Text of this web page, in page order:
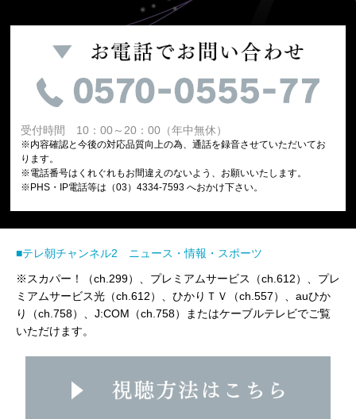
受付時間 10：00～20：00（年中無休）
※内容確認と今後の対応品質向上の為、通話を録音させていただいてお
ります。
※電話番号はくれぐれもお間違えのないよう、お願いいたします。
※PHS・IP電話等は（03）4334-7593 へおかけ下さい。
■テレ朝チャンネル2 ニュース・情報・スポーツ
※スカパー！（ch.299）、プレミアムサービス（ch.612）、プレ
ミアムサービス光（ch.612）、ひかりＴＶ（ch.557）、auひか
り（ch.758）、J:COM（ch.758）またはケーブルテレビでご覧
いただけます。